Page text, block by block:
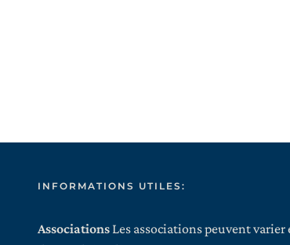
INFORMATIONS UTILES:
Associations Les associations peuvent